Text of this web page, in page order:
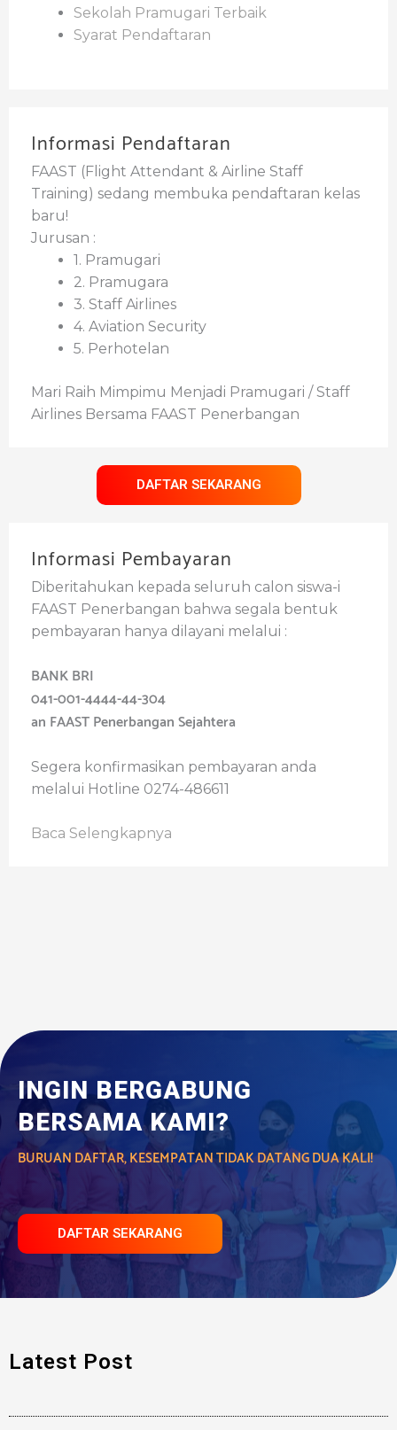
Sekolah Pramugari Terbaik
Syarat Pendaftaran
Informasi Pendaftaran
FAAST (Flight Attendant & Airline Staff
Training) sedang membuka pendaftaran kelas
baru!
Jurusan :
1. Pramugari
2. Pramugara
3. Staff Airlines
4. Aviation Security
5. Perhotelan
Mari Raih Mimpimu Menjadi Pramugari / Staff
Airlines Bersama FAAST Penerbangan
DAFTAR SEKARANG
Informasi Pembayaran
Diberitahukan kepada seluruh calon siswa-i
FAAST Penerbangan bahwa segala bentuk
pembayaran hanya dilayani melalui :
BANK BRI
041-001-4444-44-304
an FAAST Penerbangan Sejahtera
Segera konfirmasikan pembayaran anda
melalui Hotline 0274-486611
Baca Selengkapnya
INGIN BERGABUNG
BERSAMA KAMI?
BURUAN DAFTAR, KESEMPATAN TIDAK DATANG DUA KALI!
DAFTAR SEKARANG
Latest Post